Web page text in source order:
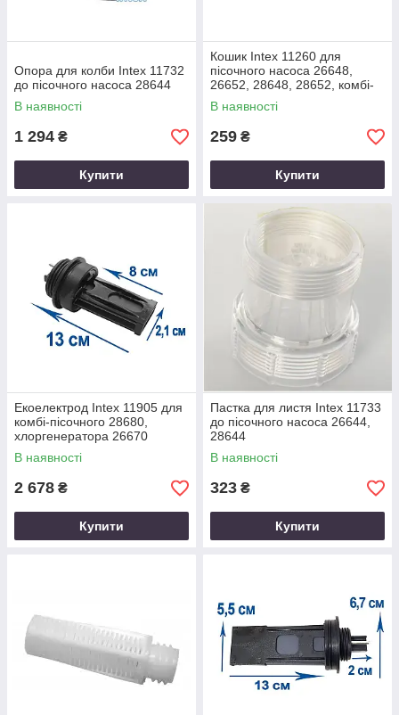
Опора для колби Intex 11732
до пісочного насоса 28644
В наявності
1 294 ₴
Купити
Кошик Intex 11260 для
пісочного насоса 26648,
26652, 28648, 28652, комбі-
пісочного 28676, 28678,
28680
В наявності
259 ₴
Купити
Екоелектрод Intex 11905 для
комбі-пісочного 28680,
хлоргенератора 26670
В наявності
2 678 ₴
Купити
Пастка для листя Intex 11733
до пісочного насоса 26644,
28644
В наявності
323 ₴
Купити